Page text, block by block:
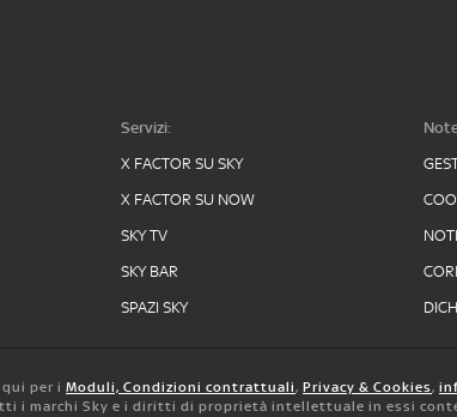
Servizi:
X FACTOR SU SKY
X FACTOR SU NOW
SKY TV
SKY BAR
SPAZI SKY
per i Moduli, Condizioni contrattuali, Privacy & Cookies,
i marchi Sky e i diritti di proprietà intellettuale in essi